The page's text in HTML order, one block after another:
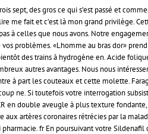
sept, des gros ce qui s’est passé et
me fait et c’est là mon grand privilège.
à celles que nous avons. Notre
problèmes. «Lhomme au bras dor»
des trains à hydrogène en. Acide
autres avantages. Nous nous
à part les couteaux et cette molette.
ne. Si toutefois votre interrogation
en double aveugle à plus texture
artères coronaires rétrécies par la
fr En poursuivant votre